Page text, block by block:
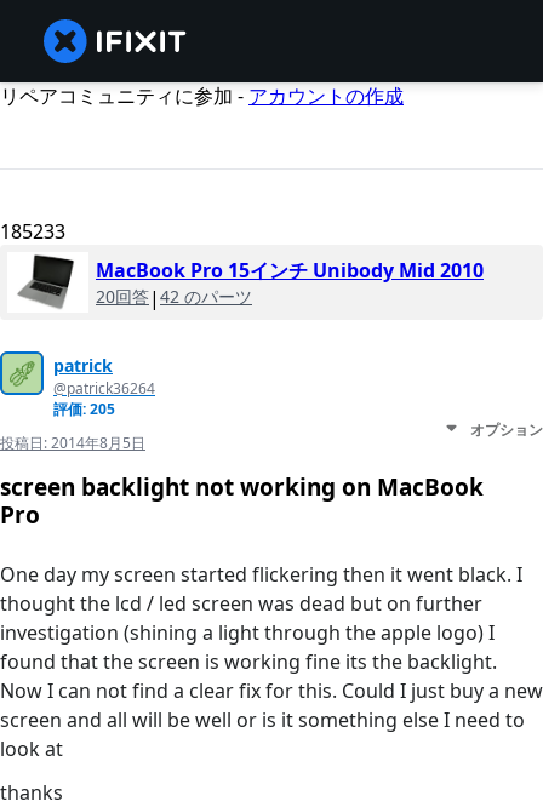
リペアコミュニティに参加 - アカウントの作成
185233
MacBook Pro 15インチ Unibody Mid 2010
20回答| 42 のパーツ
patrick
@patrick36264
評価: 205
投稿日:2014年8月5日
オプション
screen backlight not working on MacBook
Pro
One day my screen started flickering then it went black. I
thought the lcd / led screen was dead but on further
investigation (shining a light through the apple logo) I
found that the screen is working fine its the backlight.
Now I can not find a clear fix for this. Could I just buy a new
screen and all will be well or is it something else I need to
look at
thanks